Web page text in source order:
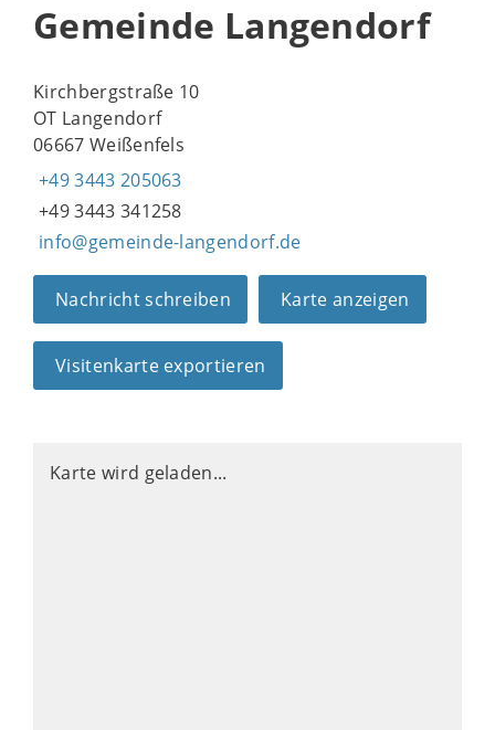
Gemeinde Langendorf
Kirchbergstraße 10
OT Langendorf
06667 Weißenfels
+49 3443 205063
+49 3443 341258
info@gemeinde-langendorf.de
Nachricht schreiben Karte anzeigen
Visitenkarte exportieren
Karte wird geladen...